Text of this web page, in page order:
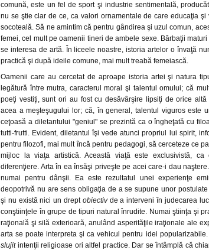
comună, este un fel de sport şi industrie sentimentală,
nu se ştie clar de ce, ca valori ornamentale de care educaţia
socoteală. Să ne amintim că pentru gândirea şi uzul comun,
femei, cel mult pe oamenii tineri de ambele sexe. Bărbaţii
se interesa de artă. În liceele noastre, istoria artelor o învaţă
practică şi după ideile comune, mai mult treabă femeiască.
Oamenii care au cercetat de aproape istoria artei şi natura
legătură între mutra, caracterul moral şi talentul omului; că
poeţi vestiţi, sunt ori au fost cu desăvârşire lipsiţi de orice
acea a meşteşugului lor; că, în general, talentul viguros este
ceţoasă a diletantului "geniul" se prezintă ca o îngheţată cu
tutti-frutti. Evident, diletantul îşi vede atunci propriul lui spirit,
pentru filozofi, mai mult încă pentru pedagogi, să cerceteze ce
mijloc la viaţa artistică. Această viaţă este exclusivistă, ca
diferenţiere. Arta în ea însăşi priveşte pe acei care-i dau
numai pentru dânşii. Ea este rezultatul unei experienţe
deopotrivă nu are sens obligaţia de a se supune unor
şi nu există nici un drept obiectivde a interveni în judecarea
conştiinţele în grupe de tipuri natural înrudite. Numai ştiinţa şi
raţională şi silă exterioară, anulând asperităţile iraţionale ale
arta se poate interpreta şi ca vehicul pentru idei
slujitintenţii religioase ori altfel practice. Dar se întâmplă că